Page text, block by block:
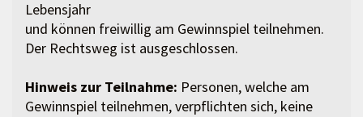
Lebensjahr
und können freiwillig am Gewinnspiel teilnehmen.
Der Rechtsweg ist ausgeschlossen.
Hinweis zur Teilnahme: Personen, welche am
Gewinnspiel teilnehmen, verpflichten sich, keine